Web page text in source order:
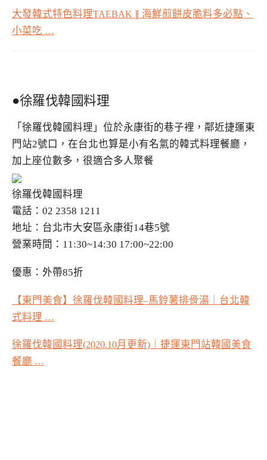
大發韓式特色料理TAEBAK ∥ 海鮮煎餅皮脆料多必點、
小菜吃 …
●徐羅伐韓國料理
「徐羅伐韓國料理」位於永康街的巷子裡，鄰近捷運東
門站2號口，在台北也算是小有名氣的韓式料理餐廳，
加上座位數多，很適合多人聚餐
徐羅伐韓國料理
電話：02 2358 1211
地址：台北市大安區永康街14巷5號
營業時間：11:30~14:30 17:00~22:00
優惠：外帶85折
【東門美食】徐羅伐韓國料理–馬鈴薯排骨湯｜台北韓
式料理 …
徐羅伐韓國料理(2020.10月更新) ｜捷運東門站韓國美食
餐廳 …